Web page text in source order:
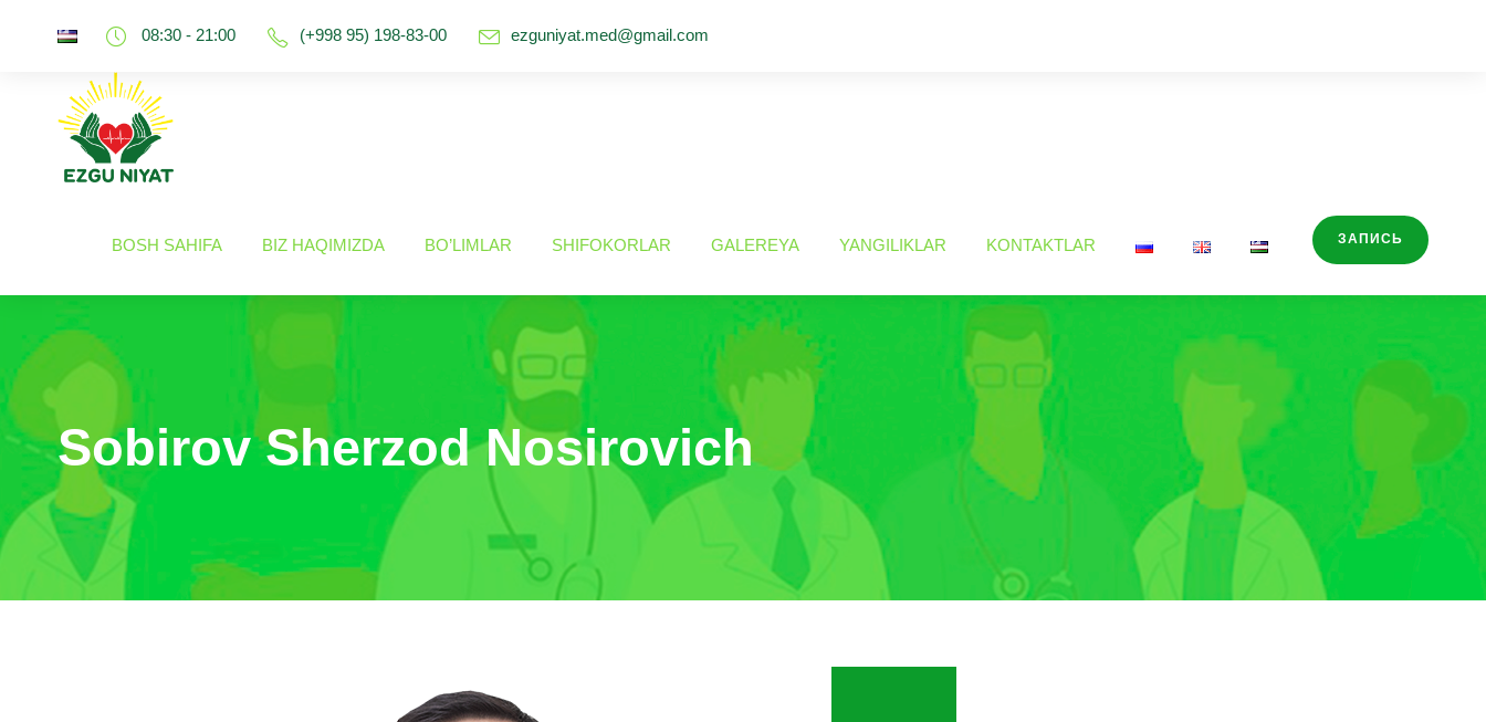
08:30 - 21:00 (+998 95) 198-83-00 ezguniyat.med@gmail.com
BOSH SAHIFA BIZ HAQIMIZDA BO’LIMLAR SHIFOKORLAR GALEREYA YANGILIKLAR KONTAKTLAR ЗАПИСЬ
Sobirov Sherzod Nosirovich